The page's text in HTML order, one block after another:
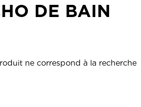
DE BAIN
ne correspond à la recherche